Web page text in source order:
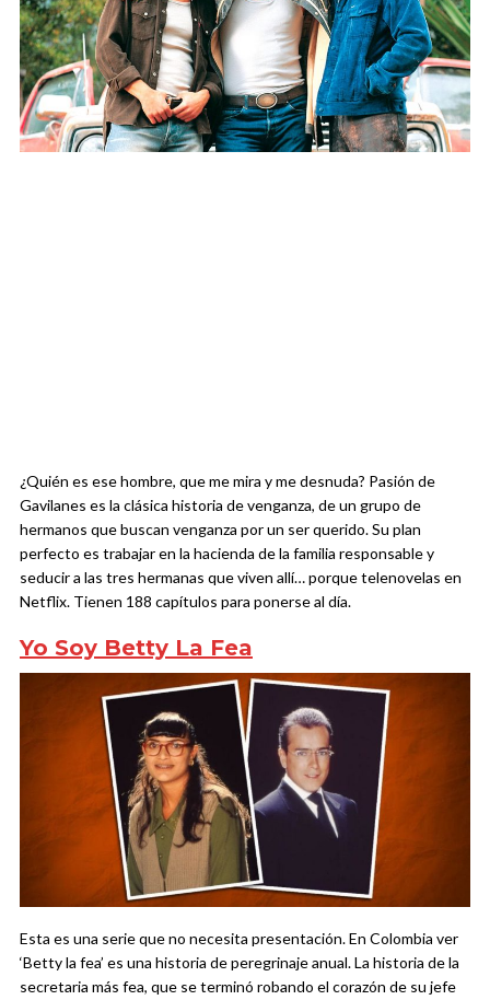
¿Quién es ese hombre, que me mira y me desnuda? Pasión de
Gavilanes es la clásica historia de venganza, de un grupo de
hermanos que buscan venganza por un ser querido. Su plan
perfecto es trabajar en la hacienda de la familia responsable y
seducir a las tres hermanas que viven allí… porque telenovelas en
Netflix. Tienen 188 capítulos para ponerse al día.
Yo Soy Betty La Fea
Esta es una serie que no necesita presentación. En Colombia ver
‘Betty la fea’ es una historia de peregrinaje anual. La historia de la
secretaria más fea, que se terminó robando el corazón de su jefe